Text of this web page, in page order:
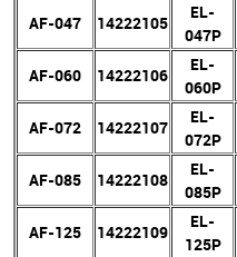
AF-047
14222105
EL-
047P
AF-060
14222106
EL-
060P
AF-072
14222107
EL-
072P
AF-085
14222108
EL-
085P
AF-125
14222109
EL-
125P